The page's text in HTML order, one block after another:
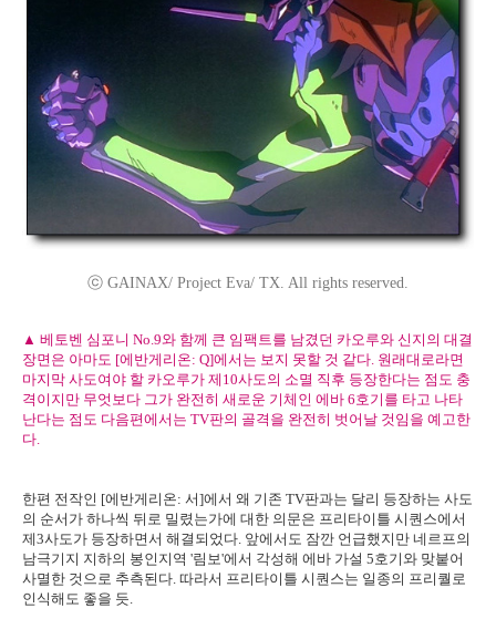
ⓒ GAINAX/ Project Eva/ TX. All rights reserved.
▲ 베토벤 심포니 No.9와 함께 큰 임팩트를 남겼던 카오루와 신지의 대결
장면은 아마도 [에반게리온: Q]에서는 보지 못할 것 같다. 원래대로라면
마지막 사도여야 할 카오루가 제10사도의 소멸 직후 등장한다는 점도 충
격이지만 무엇보다 그가 완전히 새로운 기체인 에바 6호기를 타고 나타
난다는 점도 다음편에서는 TV판의 골격을 완전히 벗어날 것임을 예고한
다.
한편 전작인 [에반게리온: 서]에서 왜 기존 TV판과는 달리 등장하는 사도
의 순서가 하나씩 뒤로 밀렸는가에 대한 의문은 프리타이틀 시퀀스에서
제3사도가 등장하면서 해결되었다. 앞에서도 잠깐 언급했지만 네르프의
남극기지 지하의 봉인지역 '림보'에서 각성해 에바 가설 5호기와 맞붙어
사멸한 것으로 추측된다. 따라서 프리타이틀 시퀀스는 일종의 프리퀄로
인식해도 좋을 듯.